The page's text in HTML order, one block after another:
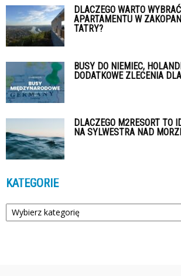
DLACZEGO WARTO
APARTAMENTU W
TATRY?
BUSY DO NIEMIEC,
DODATKOWE ZLECENIA
DLACZEGO M2RESORT TO
NA SYLWESTRA NAD
KATEGORIE
Kategorie